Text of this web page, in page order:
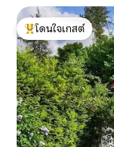
โดนใจเกสต์ที่สุด
โดนใจเกสต์